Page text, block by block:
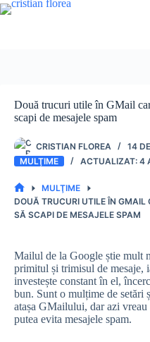
Sari
la
Două trucuri utile în GMail
scapi de mesajele spam
CRISTIAN FLOREA
14
MULŢIME
4
PRIMA
PAGINĂ
MULŢIME
DOUĂ TRUCURI UTILE ÎN
SĂ SCAPI DE MESAJELE SPAM
Mailul de la Google știe mult
primitul și trimisul de mesaje,
investește constant în el,
bun. Sunt o mulțime de setări
atașa GMailului, dar azi vreau
putea evita mesajele spam.